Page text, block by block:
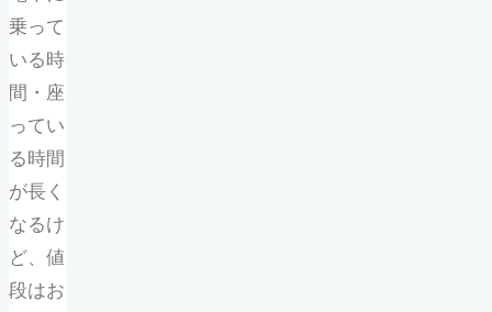
乗って
いる時
間・座
ってい
る時間
が長く
なるけ
ど、値
段はお